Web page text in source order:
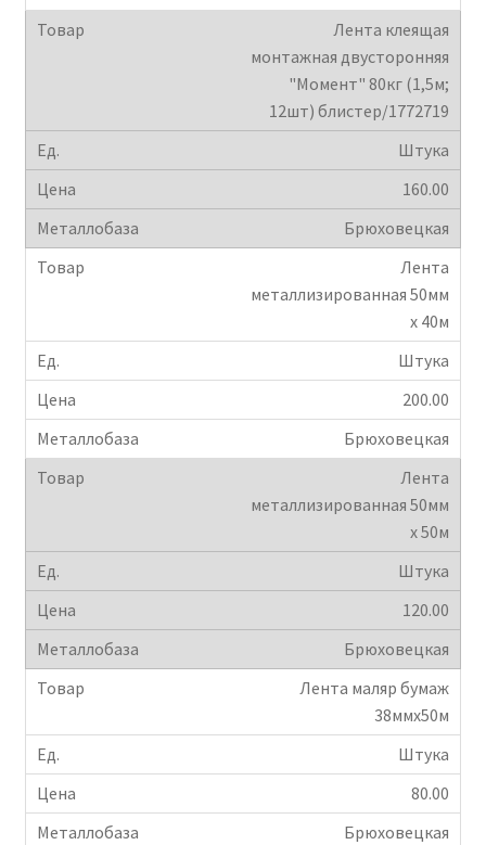
Лента клеящая
монтажная двусторонняя
"Момент" 80кг (1,5м;
12шт) блистер/1772719
Штука
160.00
Брюховецкая
Лента
металлизированная 50мм
х 40м
Штука
200.00
Брюховецкая
Лента
металлизированная 50мм
х 50м
Штука
120.00
Брюховецкая
Лента маляр бумаж
38ммх50м
Штука
80.00
Брюховецкая